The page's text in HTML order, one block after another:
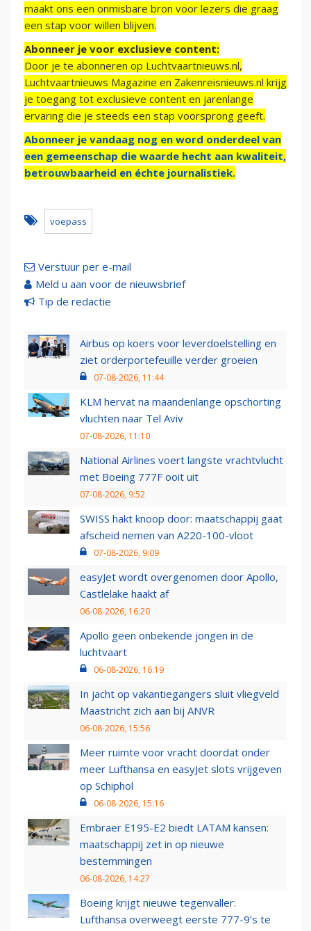
maakt ons een onmisbare bron voor lezers die graag
een stap voor willen blijven.
Abonneer je voor exclusieve content:
Door je te abonneren op Luchtvaartnieuws.nl,
Luchtvaartnieuws Magazine en Zakenreisnieuws.nl krijg
je toegang tot exclusieve content en jarenlange
ervaring die je steeds een stap voorsprong geeft.
Abonneer je vandaag nog en word onderdeel van
een gemeenschap die waarde hecht aan kwaliteit,
betrouwbaarheid en échte journalistiek.
voepass
Verstuur per e-mail
Meld u aan voor de nieuwsbrief
Tip de redactie
Airbus op koers voor leverdoelstelling en
ziet orderportefeuille verder groeien
07-08-2026, 11:44
KLM hervat na maandenlange opschorting
vluchten naar Tel Aviv
07-08-2026, 11:10
National Airlines voert langste vrachtvlucht
met Boeing 777F ooit uit
07-08-2026, 9:52
SWISS hakt knoop door: maatschappij gaat
afscheid nemen van A220-100-vloot
07-08-2026, 9:09
easyJet wordt overgenomen door Apollo,
Castlelake haakt af
06-08-2026, 16:20
Apollo geen onbekende jongen in de
luchtvaart
06-08-2026, 16:19
In jacht op vakantiegangers sluit vliegveld
Maastricht zich aan bij ANVR
06-08-2026, 15:56
Meer ruimte voor vracht doordat onder
meer Lufthansa en easyJet slots vrijgeven
op Schiphol
06-08-2026, 15:16
Embraer E195-E2 biedt LATAM kansen:
maatschappij zet in op nieuwe
bestemmingen
06-08-2026, 14:27
Boeing krijgt nieuwe tegenvaller:
Lufthansa overweegt eerste 777-9’s te